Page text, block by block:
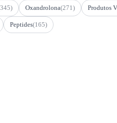
Oxandrolona(271) Produtos
Peptides(165)